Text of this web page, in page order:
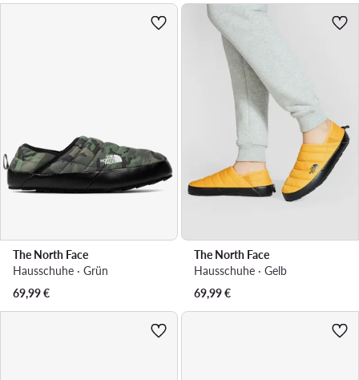
The North Face
Hausschuhe · Grün
69,99€
The North Face
Hausschuhe · Gelb
69,99€